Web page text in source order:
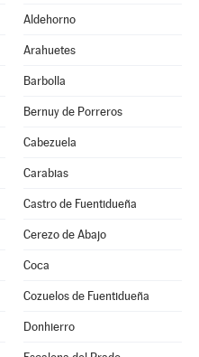
Aldehorno
Arahuetes
Barbolla
Bernuy de Porreros
Cabezuela
Carabias
Castro de Fuentidueña
Cerezo de Abajo
Coca
Cozuelos de Fuentidueña
Donhierro